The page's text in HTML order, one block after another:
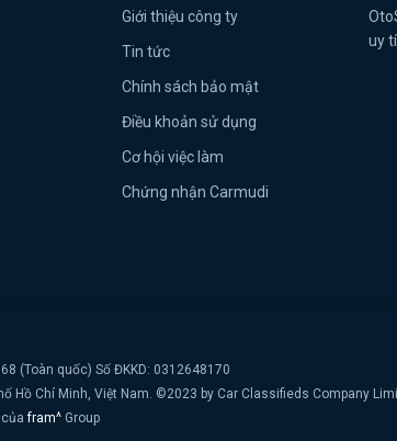
Giới thiệu công ty
Tin tức
Chính sách bảo mật
Điều khoản sử dụng
Cơ hội việc làm
Chứng nhận Carmudi
uy
68 (Toàn quốc) Số ĐKKD: 0312648170
Hồ Chí Minh, Việt Nam. ©2023 by Car Classifieds Company
củafram^ Group